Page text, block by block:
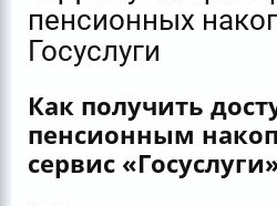
пенсионных
Госуслуги
Как получить
пенсионным
сервис